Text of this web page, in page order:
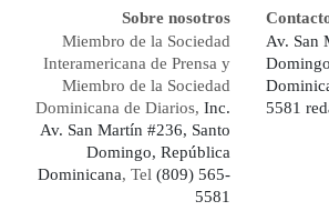
Sobre nosotros
Miembro de la Sociedad
Interamericana de Prensa y
Miembro de la Sociedad
Dominicana de Diarios, Inc.
Av. San Martín #236, Santo
Domingo, República
Dominicana, Tel (809) 565-
5581
Av. San
5581